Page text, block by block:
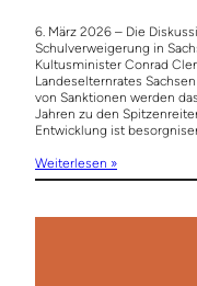
6. März 2026 – Die
Schulverweigerung in
Kultusminister Conrad
Landeselternrates
von Sanktionen werden
Jahren zu den
Entwicklung ist
Weiterlesen »